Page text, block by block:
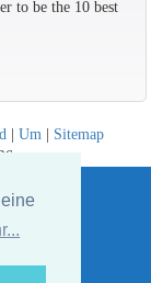
to be the 10 best
| Um | Sitemap